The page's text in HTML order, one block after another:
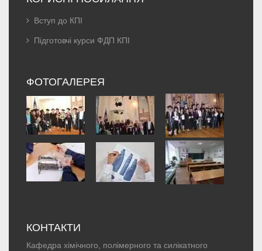
Вступ до КПІ
Підготовчі курси ФДП КПІ
ФОТОГАЛЕРЕЯ
КОНТАКТИ
Кафедра хімічного, полімерного та силікатного